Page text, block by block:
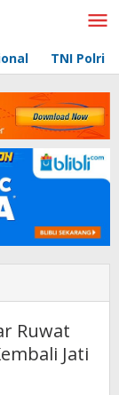
TNI Polri
Ruwat
Jati